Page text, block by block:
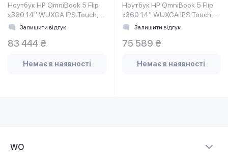
Ноутбук HP OmniBook 5 Flip
x360 14" WUXGA IPS Touch,
Intel 5-120U, 16GB, F1TB,
Залишити відгук
83 444 ₴
Немає в наявності
Ноутбук HP OmniBook 5 Flip
x360 14" WUXGA IPS Touch,
Intel 5-120U, 16GB, F512GB,
Залишити відгук
75 589 ₴
Немає в наявності
WO